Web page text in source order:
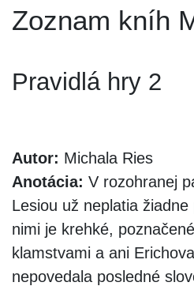
Zoznam kníh
Pravidlá hry 2
Autor: Michala Ries
Anotácia: V rozohranej
Lesiou už neplatia
nimi je krehké,
klamstvami a ani
nepovedala posledné